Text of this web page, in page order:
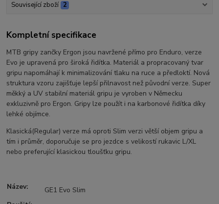
Související zboží 2
Kompletní specifikace
MTB gripy zančky Ergon jsou navržené přímo pro Enduro, verze
Evo je upravená pro široká řidítka. Materiál a propracovaný tvar
gripu napomáhají k minimalizování tlaku na ruce a předloktí. Nová
struktura vzoru zajišťuje lepší přilnavost než původní verze. Super
měkký a UV stabilní materiál gripu je vyroben v Německu
exkluzivně pro Ergon. Gripy lze použít i na karbonové řidítka díky
lehké objímce.
Klasická(Regular) verze má oproti Slim verzi větší objem gripu a
tím i průměr, doporučuje se pro jezdce s velikostí rukavic L/XL
nebo preferující klasickou tloušťku gripu.
Název:
GE1 Evo Slim